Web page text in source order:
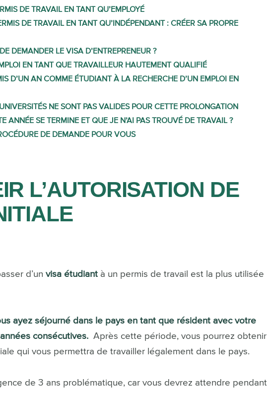
DE TRAVAIL EN TANT QU’EMPLOYÉ
DE TRAVAIL EN TANT QU’INDÉPENDANT : CRÉER SA PROPRE
DEMANDER LE VISA D’ENTREPRENEUR ?
EN TANT QUE TRAVAILLEUR HAUTEMENT QUALIFIÉ
D’UN AN COMME ÉTUDIANT À LA RECHERCHE D’UN EMPLOI EN
NE SONT PAS VALIDES POUR CETTE PROLONGATION
ANNÉE SE TERMINE ET QUE JE N’AI PAS TROUVÉ DE TRAVAIL ?
DE DEMANDE POUR VOUS
L’AUTORISATION DE
d’unvisa étudiant à un permis de travail est la plus utilisée
ayez séjourné dans le pays en tant que résident avec votre
consécutives. Après cette période, vous pourrez obtenir
qui vous permettra de travailler légalement dans le pays.
de 3 ans problématique, car vous devrez attendre pendant